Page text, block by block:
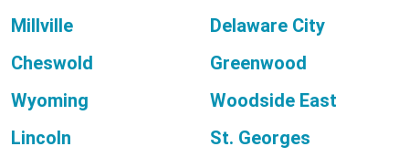
Millville
Delaware City
Cheswold
Greenwood
Wyoming
Woodside East
Lincoln
St. Georges